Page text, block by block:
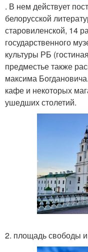
. В нем действует
белорусской
старовиленской, 14
государственного
культуры РБ
предместье также
максима
кафе и некоторых
ушедших столетий.
2. площадь свободы